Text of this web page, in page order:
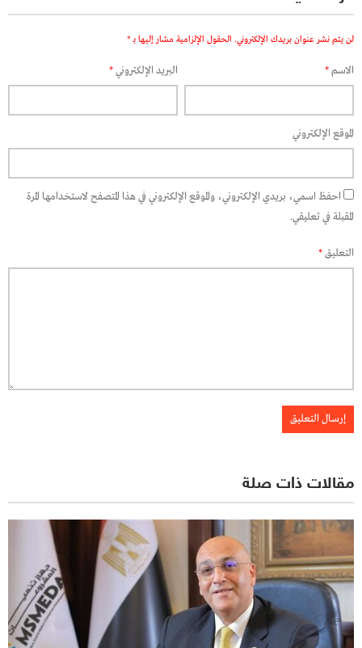
لن يتم نشر عنوان بريدك الإلكتروني. الحقول الإلزامية مشار إليها بـ *
الاسم* البريد الإلكتروني*
الموقع الإلكتروني
احفظ اسمي، بريدي الإلكتروني، والموقع الإلكتروني في هذا المتصفح لاستخدامها المرة
المقبلة في تعليقي.
التعليق*
مقالات ذات صلة